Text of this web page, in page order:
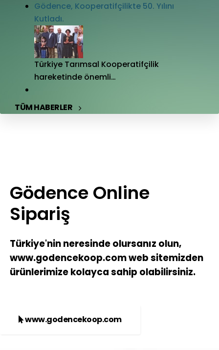
Gödence, Kooperatifçilikte 50. Yılını
Kutladı.
Türkiye Tarımsal Kooperatifçilik
hareketinde önemli…
TÜM HABERLER
Gödence Online
Sipariş
Türkiye'nin neresinde olursanız olun,
www.godencekoop.com web sitemizden
ürünlerimize kolayca sahip olabilirsiniz.
www.godencekoop.com